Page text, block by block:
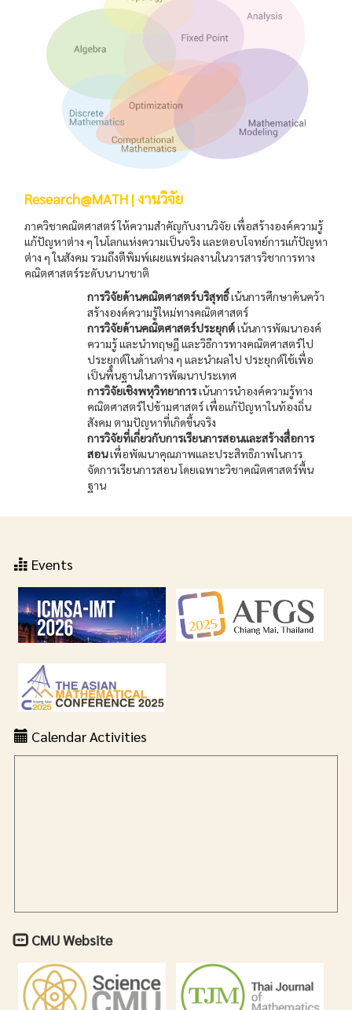
Research@MATH | งานวิจัย
ภาควิชาคณิตศาสตร์ ให้ความสำคัญกับงานวิจัย เพื่อสร้างองค์ความรู้
แก้ปัญหาต่าง ๆ ในโลกแห่งความเป็นจริง และตอบโจทย์การแก้ปัญหา
ต่าง ๆ ในสังคม รวมถึงตีพิมพ์เผยแพร่ผลงานในวารสารวิชาการทาง
คณิตศาสตร์ระดับนานาชาติ
การวิจัยด้านคณิตศาสตร์บริสุทธิ์เน้นการศึกษาค้นคว้า
สร้างองค์ความรู้ใหม่ทางคณิตศาสตร์
การวิจัยด้านคณิตศาสตร์ประยุกต์เน้นการพัฒนาองค์
ความรู้ และนำทฤษฎี และวิธีการทางคณิตศาสตร์ไป
ประยุกต์ในด้านต่าง ๆ และนำผลไป ประยุกต์ใช้เพื่อ
เป็นพื้นฐานในการพัฒนาประเทศ
การวิจัยเชิงพหุวิทยาการเน้นการนำองค์ความรู้ทาง
คณิตศาสตร์ไปข้ามศาสตร์ เพื่อแก้ปัญหาในท้องถิ่น
สังคม ตามปัญหาที่เกิดขึ้นจริง
การวิจัยที่เกี่ยวกับการเรียนการสอนและสร้างสื่อการ
สอนเพื่อพัฒนาคุณภาพและประสิทธิภาพในการ
จัดการเรียนการสอน โดยเฉพาะวิชาคณิตศาสตร์พื้น
ฐาน
Events
Calendar Activities
CMU Website